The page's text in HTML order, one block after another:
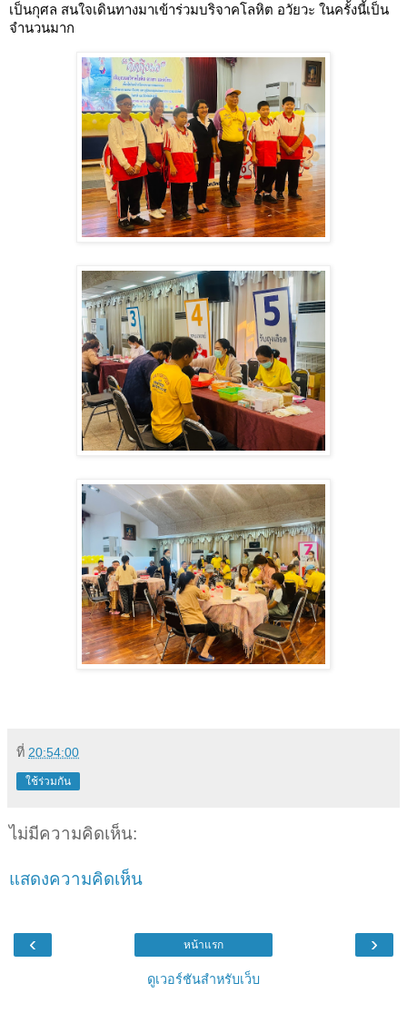
เป็นกุศล สนใจเดินทางมาเข้าร่วมบริจาคโลหิต อวัยวะ ในครั้งนี้เป็น
จำนวนมาก
ที่ 20:54:00
ใช้ร่วมกัน
ไม่มีความคิดเห็น:
แสดงความคิดเห็น
‹ ›
หน้าแรก
ดูเวอร์ชันสำหรับเว็บ